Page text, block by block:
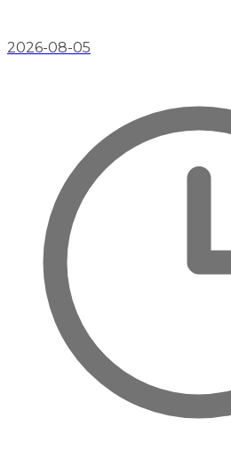
2026-08-05